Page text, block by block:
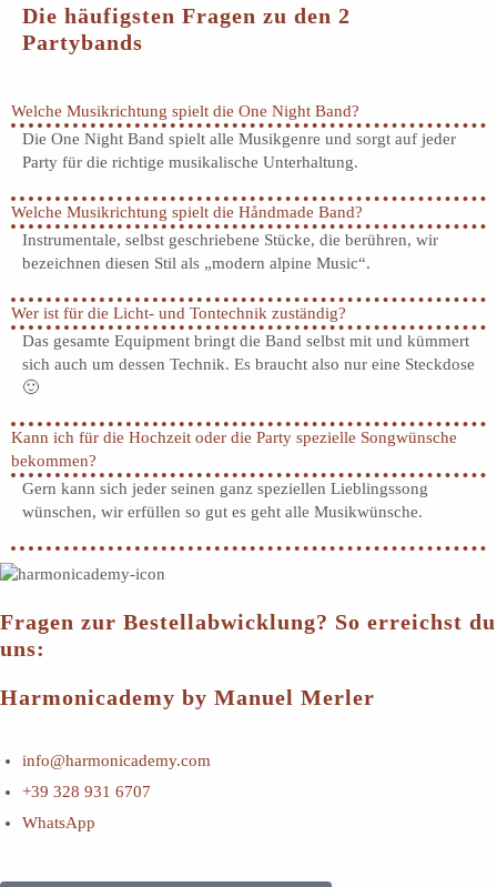
Die häufigsten Fragen zu den 2
Partybands
Welche Musikrichtung spielt die One Night Band?
Die One Night Band spielt alle Musikgenre und sorgt auf jeder
Party für die richtige musikalische Unterhaltung.
Welche Musikrichtung spielt die Håndmade Band?
Instrumentale, selbst geschriebene Stücke, die berühren, wir
bezeichnen diesen Stil als „modern alpine Music“.
Wer ist für die Licht- und Tontechnik zuständig?
Das gesamte Equipment bringt die Band selbst mit und kümmert
sich auch um dessen Technik. Es braucht also nur eine Steckdose
🙂
Kann ich für die Hochzeit oder die Party spezielle Songwünsche
bekommen?
Gern kann sich jeder seinen ganz speziellen Lieblingssong
wünschen, wir erfüllen so gut es geht alle Musikwünsche.
Fragen zur Bestellabwicklung? So erreichst du
uns:
Harmonicademy by Manuel Merler
info@harmonicademy.com
+39 328 931 6707
WhatsApp